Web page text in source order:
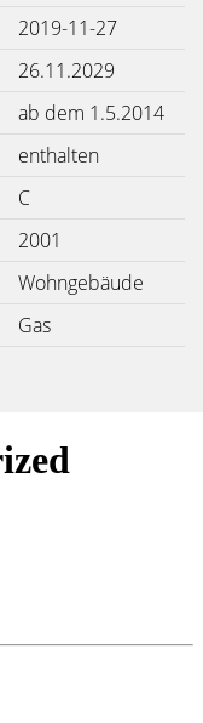
2019-11-27
26.11.2029
ab dem 1.5.2014
enthalten
C
2001
Wohngebäude
Gas